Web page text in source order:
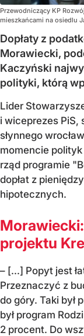
Przewodniczący KP
mieszkańcami na osiedlu
Dopłaty z
Morawiecki,
Kaczyński
polityki, którą
Lider
i wiceprezes PiS,
słynnego
momencie
rząd programie
dopłat z
hipotecznych.
projektu
– [...] Popyt jest
Przeznaczyć z
do góry. Taki był
był program
2 procent. Do